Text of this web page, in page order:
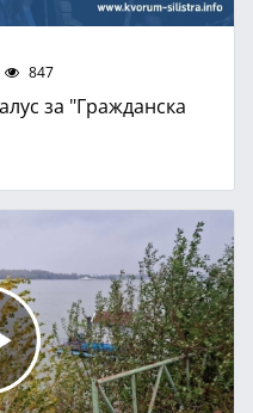
847
за "Гражданска